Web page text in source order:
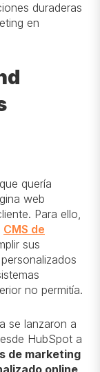
duraderas
en
quería
web
Para ello,
CMS de
sus
no permitía.
se lanzaron a
HubSpot a
de marketing
online